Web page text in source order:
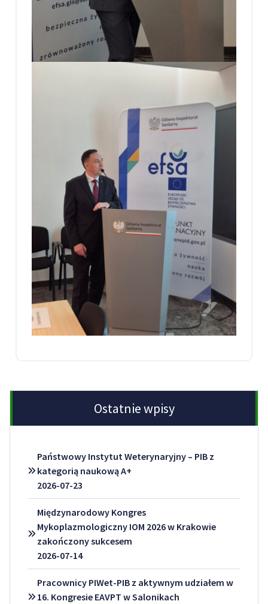
Ostatnie wpisy
Państwowy Instytut Weterynaryjny – PIB z
kategorią naukową A+
2026-07-23
Międzynarodowy Kongres
Mykoplazmologiczny IOM 2026 w Krakowie
zakończony sukcesem
2026-07-14
Pracownicy PIWet-PIB z aktywnym udziałem w
16. Kongresie EAVPT w Salonikach